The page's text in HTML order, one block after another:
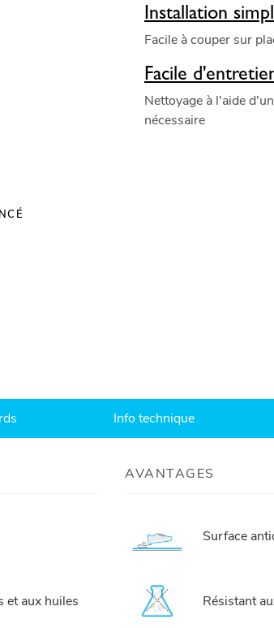
Installation
Facile à couper sur
Facile
Nettoyage à l'aide
nécessaire
Info technique
et aux huiles
AVANTAGES
Surface
Résistant